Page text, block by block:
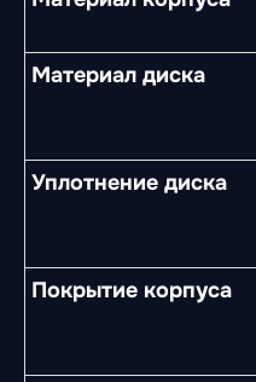
Материал диска
Уплотнение диска
Покрытие корпуса